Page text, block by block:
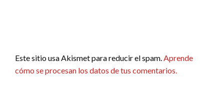
Este sitio usa Akismet para reducir el spam.Aprende
cómo se procesan los datos de tus comentarios.